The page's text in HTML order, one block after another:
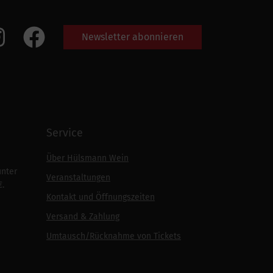
Newsletter abonnieren
Service
Über Hülsmann Wein
Veranstaltungen
Kontakt und Öffnungszeiten
Versand & Zahlung
Umtausch/Rücknahme von Tickets